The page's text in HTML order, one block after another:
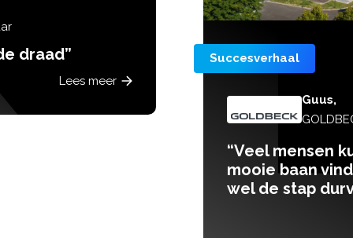
Succesverhaal
GOLDBECK Nederland
“Veel mensen kunnen hier een
mooie baan vinden, maar moeten
wel de stap durven te zetten”